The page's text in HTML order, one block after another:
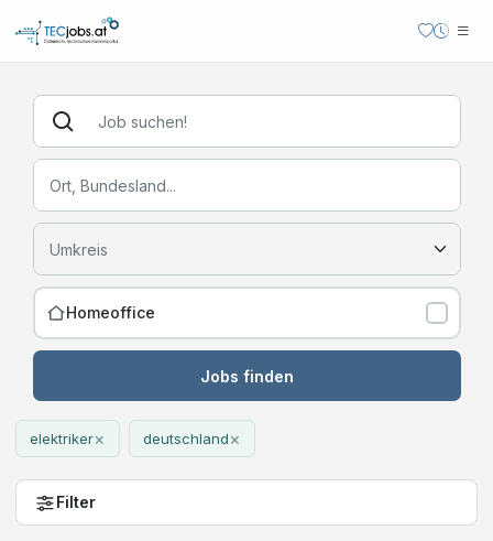
Homeoffice
Jobs finden
elektriker× deutschland×
Filter